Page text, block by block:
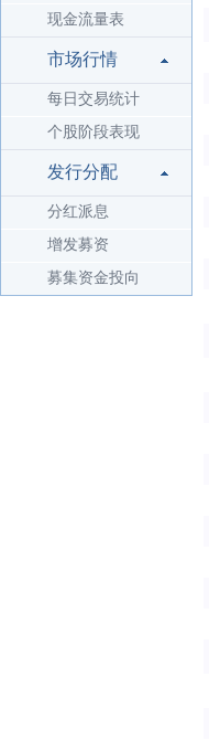
现金流量表
市场行情
每日交易统计
个股阶段表现
发行分配
分红派息
增发募资
募集资金投向